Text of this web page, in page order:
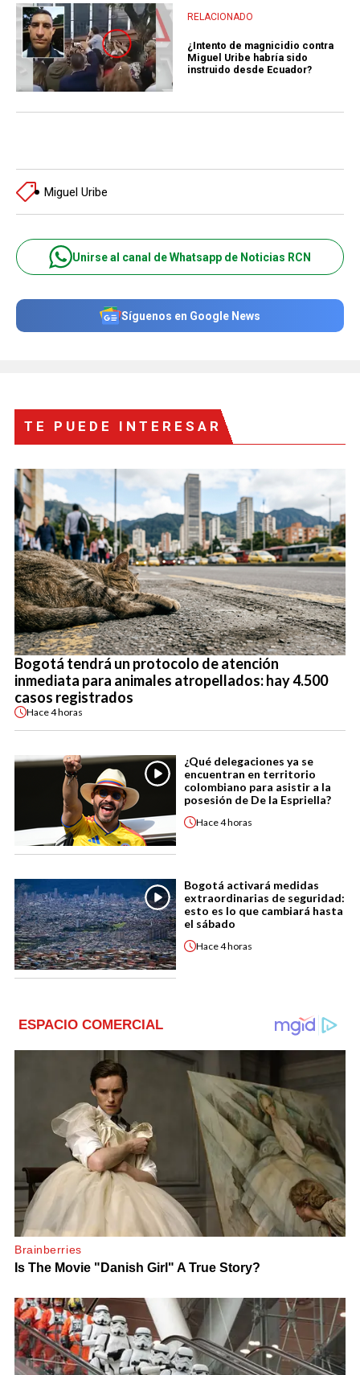
RELACIONADO
¿Intento de magnicidio contra
Miguel Uribe habría sido
instruido desde Ecuador?
Miguel Uribe
Unirse al canal de Whatsapp de Noticias RCN
Síguenos en Google News
TE PUEDE INTERESAR
Bogotá tendrá un protocolo de atención
inmediata para animales atropellados: hay 4.500
casos registrados
Hace4 horas
¿Qué delegaciones ya se
encuentran en territorio
colombiano para asistir a la
posesión de De la Espriella?
Hace4 horas
Bogotá activará medidas
extraordinarias de seguridad:
esto es lo que cambiará hasta
el sábado
Hace4 horas